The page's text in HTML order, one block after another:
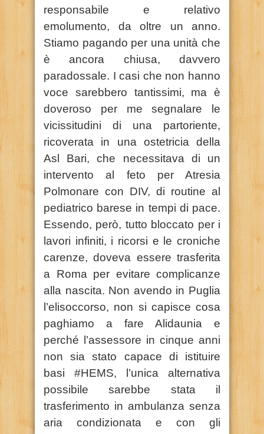
responsabile e relativo
emolumento, da oltre un anno.
Stiamo pagando per una unità che
è ancora chiusa, davvero
paradossale. I casi che non hanno
voce sarebbero tantissimi, ma è
doveroso per me segnalare le
vicissitudini di una partoriente,
ricoverata in una ostetricia della
Asl Bari, che necessitava di un
intervento al feto per Atresia
Polmonare con DIV, di routine al
pediatrico barese in tempi di pace.
Essendo, però, tutto bloccato per i
lavori infiniti, i ricorsi e le croniche
carenze, doveva essere trasferita
a Roma per evitare complicanze
alla nascita. Non avendo in Puglia
l’elisoccorso, non si capisce cosa
paghiamo a fare Alidaunia e
perché l’assessore in cinque anni
non sia stato capace di istituire
basi #HEMS, l’unica alternativa
possibile sarebbe stata il
trasferimento in ambulanza senza
aria condizionata e con gli